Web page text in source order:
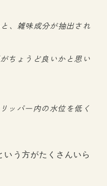
、雑味成分が抽出され
ちょうど良いかと思い
ッパー内の水位を低く
いう方がたくさんいら